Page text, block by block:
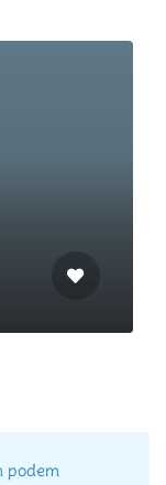
podem